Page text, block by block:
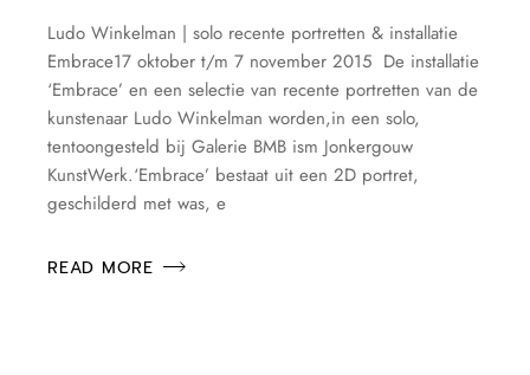
Ludo Winkelman | solo recente portretten & installatie
Embrace17 oktober t/m 7 november 2015 De installatie
‘Embrace’ en een selectie van recente portretten van de
kunstenaar Ludo Winkelman worden,in een solo,
tentoongesteld bij Galerie BMB ism Jonkergouw
KunstWerk.‘Embrace’ bestaat uit een 2D portret,
geschilderd met was, e
READ MORE